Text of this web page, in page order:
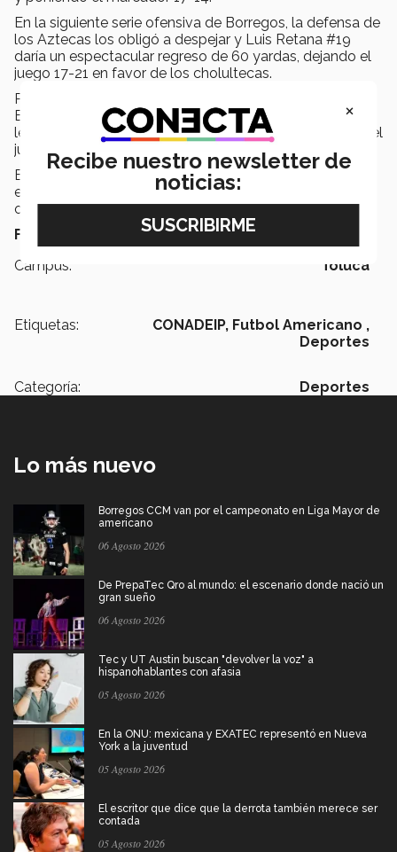
En la siguiente serie ofensiva de Borregos, la defensa de
los Aztecas los obligó a despejar y Luis Retana #19
daría un espectacular regreso de 60 yardas, dejando el
juego 17-21 en favor de los cholultecas.
Posteriormente con todavía tiempo en juego, los
Borregos Toluca, no lograron marcar más puntos, solo
le basto a los locales cometer dos errores para perder el
juego.
El siguiente encuentro de nuestro equipo se disputará
en el “Cráter Azúl” de Campus Puebla, el próximo 20 de
octubre a las 13:00 hrs.
Fotografías: Renata Chávez | Campus Toluca
Campus:
Toluca
Etiquetas: CONADEIP, Futbol Americano ,
Deportes
Categoría: Deportes
Lo más nuevo
Borregos CCM van por el campeonato en Liga Mayor de
americano
06 Agosto 2026
De PrepaTec Qro al mundo: el escenario donde nació un
gran sueño
06 Agosto 2026
Tec y UT Austin buscan "devolver la voz" a
hispanohablantes con afasia
05 Agosto 2026
En la ONU: mexicana y EXATEC representó en Nueva
York a la juventud
05 Agosto 2026
El escritor que dice que la derrota también merece ser
contada
05 Agosto 2026
×
Recibe nuestro newsletter de
noticias: